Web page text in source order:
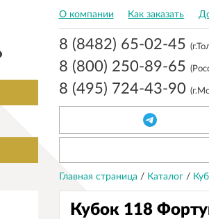
О компании Как заказать
8 (8482) 65-02-45
8 (800) 250-89-65
8 (495) 724-43-90
Главная страница / Каталог /
Кубок 118